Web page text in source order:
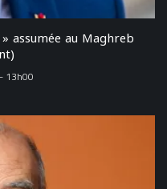
assumée au Maghreb
13h00